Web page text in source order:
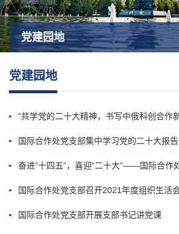
党建园地
党建园地
国际合作处党支部集中学习党的二十大报告
国际合作处党支部开展支部书记讲党课